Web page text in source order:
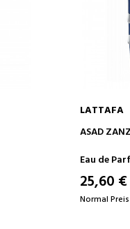
IN
LATTAFA
ASAD
Eau de
25,60 €
Normal